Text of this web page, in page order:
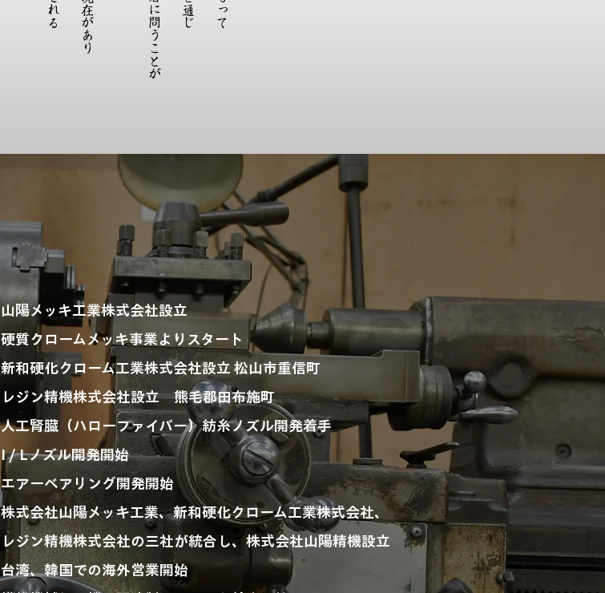
山陽メッキ工業株式会社設立
硬質クロームメッキ事業よりスタート
新和硬化クローム工業株式会社設立 松山市重信町
レジン精機株式会社設立 熊毛郡田布施町
​人工腎臓（ハローファイバー）紡糸ノズル開発着手
I / Lノズル開発開始
エアーベアリング開発開始
​株式会社山陽メッキ工業、新和硬化クローム工業株式会社、
レジン精機株式会社の三社が統合し、株式会社山陽精機設立
台湾、韓国での海外営業開始